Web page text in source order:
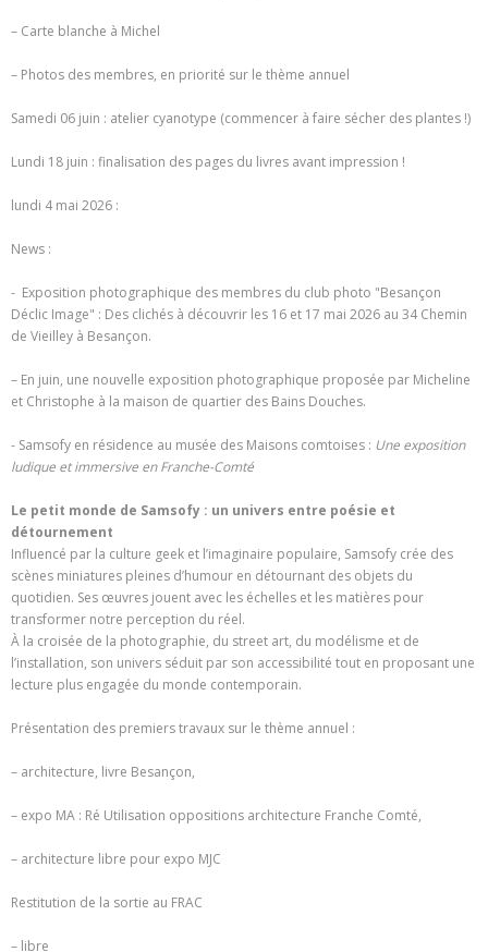
– Carte blanche à Michel
– Photos des membres, en priorité sur le thème annuel
Samedi 06 juin : atelier cyanotype (commencer à faire sécher des plantes !)
Lundi 18 juin : finalisation des pages du livres avant impression !
lundi 4 mai 2026 :
News :
- Exposition photographique des membres du club photo "Besançon
Déclic Image" : Des clichés à découvrir les 16 et 17 mai 2026 au 34 Chemin
de Vieilley à Besançon.
– En juin, une nouvelle exposition photographique proposée par Micheline
et Christophe à la maison de quartier des Bains Douches.
- Samsofy en résidence au musée des Maisons comtoises : Une exposition
ludique et immersive en Franche-Comté
Le petit monde de Samsofy : un univers entre poésie et
détournement
Influencé par la culture geek et l’imaginaire populaire, Samsofy crée des
scènes miniatures pleines d’humour en détournant des objets du
quotidien. Ses œuvres jouent avec les échelles et les matières pour
transformer notre perception du réel.
À la croisée de la photographie, du street art, du modélisme et de
l’installation, son univers séduit par son accessibilité tout en proposant une
lecture plus engagée du monde contemporain.
Présentation des premiers travaux sur le thème annuel :
– architecture, livre Besançon,
– expo MA : Ré Utilisation oppositions architecture Franche Comté,
– architecture libre pour expo MJC
Restitution de la sortie au FRAC
– libre